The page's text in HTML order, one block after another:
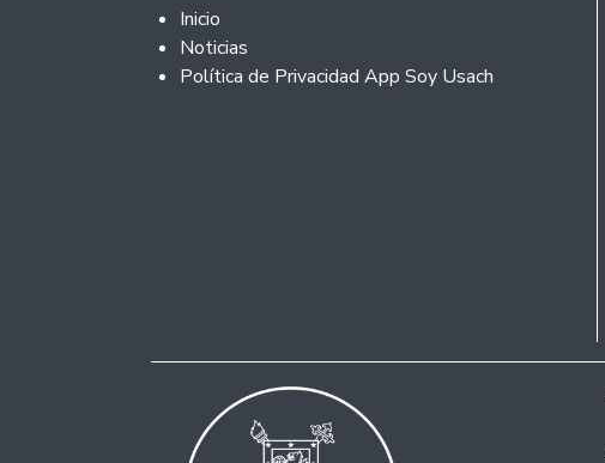
Footer 2
Inicio
Noticias
Política de Privacidad App Soy Usach